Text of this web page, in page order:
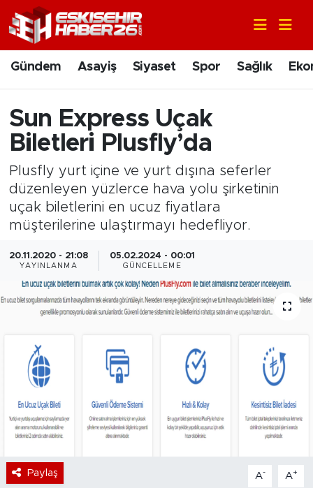
Gündem Asayiş Siyaset Spor Sağlık
Sun Express Uçak
Biletleri Plusfly’da
Plusfly yurt içine ve yurt dışına seferler
düzenleyen yüzlerce hava yolu şirketinin
uçak biletlerini en ucuz fiyatlara
müşterilerine ulaştırmayı hedefliyor.
20.11.2020 - 21:08
YAYINLANMA
05.02.2024 - 00:01
GÜNCELLEME
Paylaş A- A+
Gündem
Asayiş
Siyaset
Sağlık
Ekonomi
Eğitim
Sanat
Teknoloji
Magazin
Sektör
Nöbetçi Eczaneler
Hava Durumu
Trafik Durumu
Tüm Manşetler
Son Dakika Haberleri
Haber Arşivi